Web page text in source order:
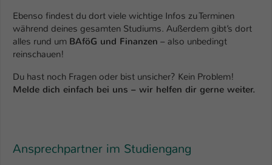
Ebenso findest du dort viele wichtige Infos zu Terminen
während deines gesamten Studiums. Außerdem gibt’s dort
alles rund um BAföG und Finanzen – also unbedingt
reinschauen!
Du hast noch Fragen oder bist unsicher? Kein Problem!
Melde dich einfach bei uns – wir helfen dir gerne weiter.
Ansprechpartner im Studiengang